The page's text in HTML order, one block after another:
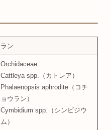
ラン
Orchidaceae
Cattleya spp.（カトレア）
Phalaenopsis aphrodite（コチ
ョウラン）
Cymbidium spp.（シンビジウ
ム）